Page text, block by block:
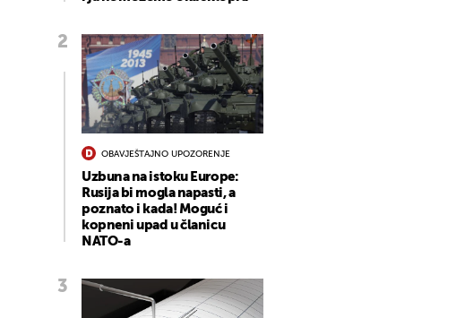
OBAVJEŠTAJNO UPOZORENJE
Uzbuna na istoku Europe:
Rusija bi mogla napasti, a
poznato i kada! Moguć i
kopneni upad u članicu
NATO-a